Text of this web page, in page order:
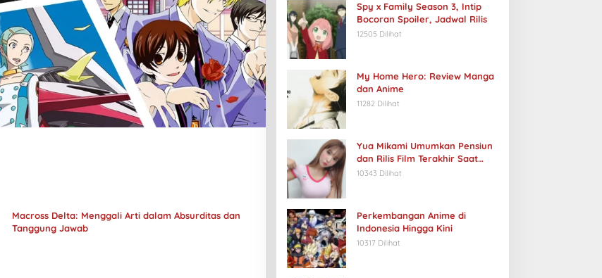
Macross Delta: Menggali Arti dalam Absurditas dan
Tanggung Jawab
Spy x Family Season 3, Intip
Bocoran Spoiler, Jadwal Rilis
12505 Dilihat
My Home Hero: Review Manga
dan Anime
11282 Dilihat
Yua Mikami Umumkan Pensiun
dan Rilis Film Terakhir Saat
Ulang Tahun
10343 Dilihat
Perkembangan Anime di
Indonesia Hingga Kini
10317 Dilihat